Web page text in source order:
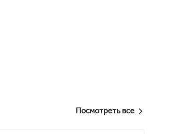
Посмотреть все